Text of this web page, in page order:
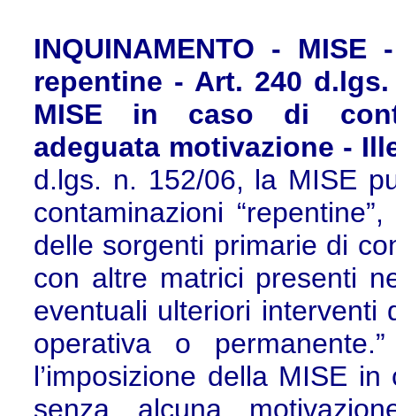
INQUINAMENTO -
repentine - Art. 240
MISE in caso di
adeguata motivazione -
d.lgs. n. 152/06, la MISE
contaminazioni
delle sorgenti primarie di
con altre matrici presenti
eventuali ulteriori interventi
operativa o
l’imposizione della MISE
senza alcuna